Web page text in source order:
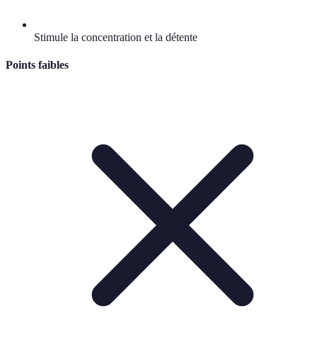
Stimule la concentration et la détente
Points faibles